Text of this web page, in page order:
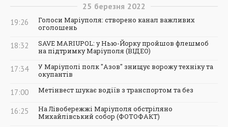
25 березня 2022
19:26
Голоси Маріуполя: створено канал важливих
оголошень
18:32
SAVE MARIUPOL: у Нью-Йорку пройшов флешмоб
на підтримку Маріуполя (ВІДЕО)
17:34
У Маріуполі полк "Азов" знищує ворожу техніку та
окупантів
17:00 Метінвест шукає водіїв з транспортом та без
16:25
На Лівобережжі Маріуполя обстріляно
Михайлівський собор (ФОТОФАКТ)